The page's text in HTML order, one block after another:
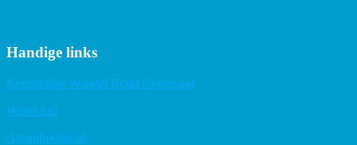
Handige links
Koninklijke Wandel Bond Nederland
Wandel.nl
Astandmeten.nl